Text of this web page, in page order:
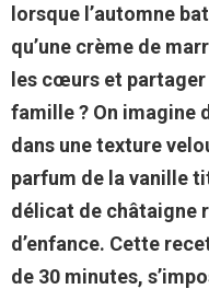
lorsque l’automne
qu’une crème de
les cœurs et partager
famille ? On imagine
dans une texture
parfum de la vanille
délicat de châtaigne
d’enfance. Cette
de 30 minutes,